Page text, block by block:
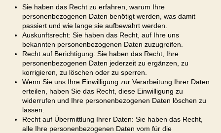
Sie haben das Recht zu erfahren, warum Ihre
personenbezogenen Daten benötigt werden, was damit
passiert und wie lange sie aufbewahrt werden.
Auskunftsrecht: Sie haben das Recht, auf Ihre uns
bekannten personenbezogenen Daten zuzugreifen.
Recht auf Berichtigung: Sie haben das Recht, Ihre
personenbezogenen Daten jederzeit zu ergänzen, zu
korrigieren, zu löschen oder zu sperren.
Wenn Sie uns Ihre Einwilligung zur Verarbeitung Ihrer Daten
erteilen, haben Sie das Recht, diese Einwilligung zu
widerrufen und Ihre personenbezogenen Daten löschen zu
lassen.
Recht auf Übermittlung Ihrer Daten: Sie haben das Recht,
alle Ihre personenbezogenen Daten vom für die